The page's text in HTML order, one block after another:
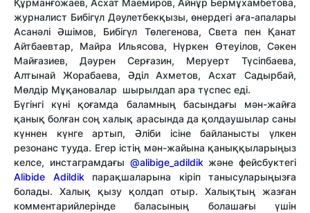
Құрманғожаев, Асхат Маемиров, Айнұр Бермұхамбетова,
журналист Бибігүл Дәулетбекқызы, өнердегі аға-апалары
Асанәлі Әшімов, Бибігүл Төлегенова, Света пен Қанат
Айтбаевтар, Майра Ильясова, Нүркен Өтеуілов, Сәкен
Майғазиев, Дәурен Серғазин, Меруерт Түсіпбаева,
Алтынай Жорабаева, Әділ Ахметов, Асхат Садырбай,
Мөлдір Мұқановалар шырылдап ара түспес еді.
Бүгінгі күні қоғамда баламның басындағы мән-жайға
қанық болған соң халық арасында да қолдаушылар саны
күннен күнге артып, Әліби ісіне байланысты үлкен
резонанс тууда. Егер істің мән-жайына қаныққыларыңыз
келсе, инстаграмдағы @alibige_adildikжәне фейсбуктегі
Alibide Adildikпарақшаларына кіріп танысуларыңызға
болады. Халық қызу қолдап отыр. Халықтың жазған
комментарийлерінде баласының болашағы үшін